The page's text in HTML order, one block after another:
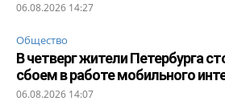
06.08.2026 14:27
Общество
В четверг жители Петербурга
сбоем в работе мобильного
06.08.2026 14:07